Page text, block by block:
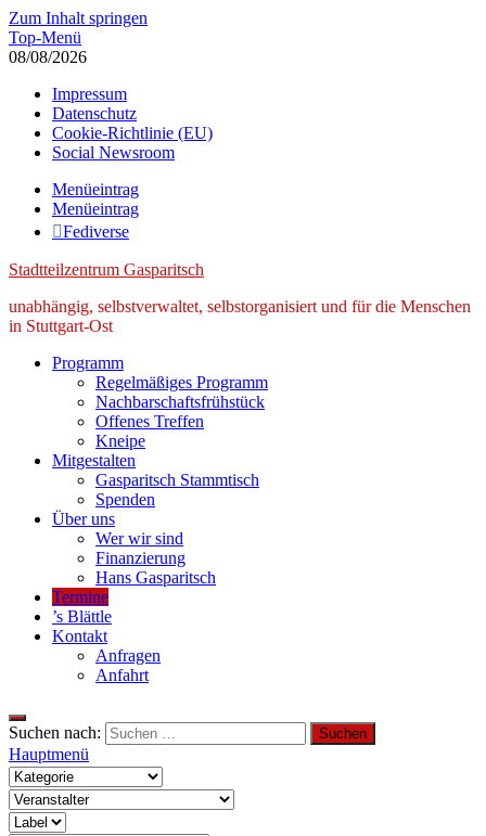
Zum Inhalt springen
Top-Menü
08/08/2026
Impressum
Datenschutz
Cookie-Richtlinie (EU)
Social Newsroom
Menüeintrag
Menüeintrag
Fediverse
Stadtteilzentrum Gasparitsch
unabhängig, selbstverwaltet, selbstorganisiert und für die Menschen
in Stuttgart-Ost
Programm
Regelmäßiges Programm
Nachbarschaftsfrühstück
Offenes Treffen
Kneipe
Mitgestalten
Gasparitsch Stammtisch
Spenden
Über uns
Wer wir sind
Finanzierung
Hans Gasparitsch
Termine
’s Blättle
Kontakt
Anfragen
Anfahrt
Suchen nach:
Hauptmenü